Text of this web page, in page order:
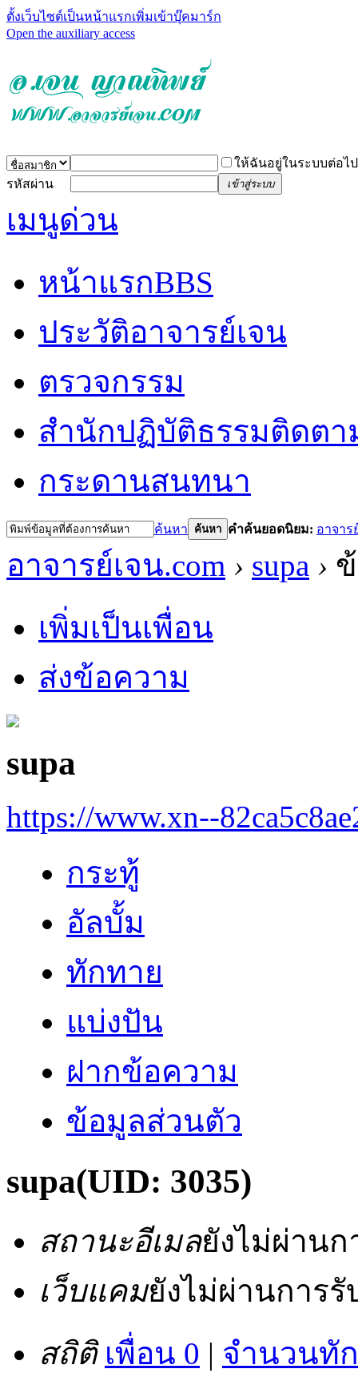
ตั้งเว็บไซต์เป็นหน้าแรกเพิ่มเข้าบุ๊คมาร์ก
Open the auxiliary access
ให้ฉันอยู่ในระบบต่อไป
รหัสผ่าน
เข้าสู่ระบบ
เมนูด่วน
หน้าแรกBBS
ประวัติอาจารย์เจน
ตรวจกรรม
สำนักปฏิบัติธรรมติดต
กระดานสนทนา
ค้นหา ค้นหา คำค้นยอดนิยม: อาจาร
อาจารย์เจน.com › supa ›
เพิ่มเป็นเพื่อน
ส่งข้อความ
supa
https://www.xn--
กระทู้
อัลบั้ม
ทักทาย
แบ่งปัน
ฝากข้อความ
ข้อมูลส่วนตัว
supa(UID: 3035)
สถานะอีเมลยังไม่ผ่านก
เว็บแคมยังไม่ผ่านการรั
สถิติ เพื่อน 0 | จำนวนทั